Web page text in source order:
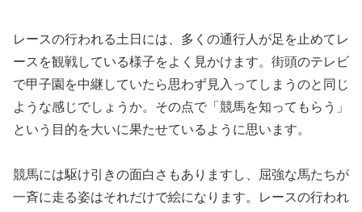
レースの行われる土日には、多くの通行人が足を止めてレ
ースを観戦している様子をよく見かけます。街頭のテレビ
で甲子園を中継していたら思わず見入ってしまうのと同じ
ような感じでしょうか。その点で「競馬を知ってもらう」
という目的を大いに果たせているように思います。
競馬には駆け引きの面白さもありますし、屈強な馬たちが
一斉に走る姿はそれだけで絵になります。レースの行われ